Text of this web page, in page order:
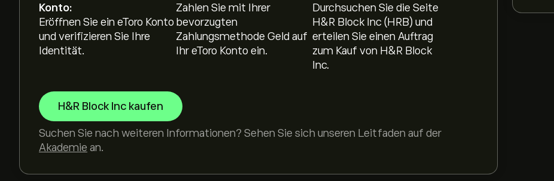
Konto:
Eröffnen Sie ein eToro Konto
und verifizieren Sie Ihre
Identität.
Zahlen Sie mit Ihrer
bevorzugten
Zahlungsmethode Geld auf
Ihr eToro Konto ein.
Durchsuchen Sie die Seite
H&R Block Inc (HRB) und
erteilen Sie einen Auftrag
zum Kauf von H&R Block
Inc.
H&R Block Inc kaufen
Suchen Sie nach weiteren Informationen? Sehen Sie sich unseren Leitfaden auf der
Akademie an.